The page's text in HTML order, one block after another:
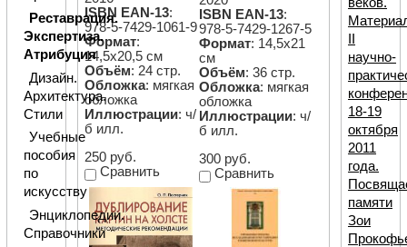
ISBN EAN-13:
978-5-7429-1061-9
Формат:
14,5х20,5 см
Объём: 24 стр.
Обложка: мягкая
обложка
Иллюстрации: ч/
б илл.
250 руб.
Сравнить
ISBN EAN-13:
978-5-7429-1267-5
Формат: 14,5х21
см
Объём: 36 стр.
Обложка: мягкая
обложка
Иллюстрации: ч/
б илл.
300 руб.
Сравнить
Реставрация.
Экспертиза.
Атрибуция
Дизайн.
Архитектура.
Стили
Учебные
пособия
по
искусству
Энциклопедии.
Справочники
II
научно-
18-19
октября
2011
года.
памяти
Зои